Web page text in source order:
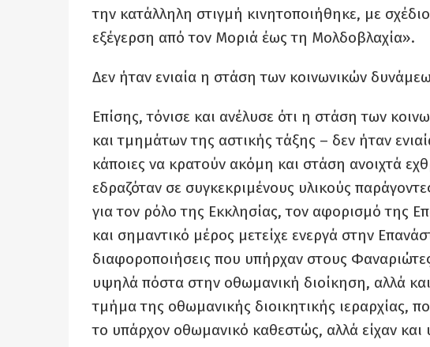
την κατάλληλη στιγμή κινητοποιήθηκε, με
εξέγερση από τον Μοριά έως τη Μολδοβλαχία».
Δεν ήταν ενιαία η στάση των κοινωνικών
Επίσης, τόνισε και ανέλυσε ότι η στάση των
και τμημάτων της αστικής τάξης – δεν ήταν
κάποιες να κρατούν ακόμη και στάση ανοιχτά
εδραζόταν σε συγκεκριμένους υλικούς
για τον ρόλο της Εκκλησίας, τον αφορισμό της
και σημαντικό μέρος μετείχε ενεργά στην
διαφοροποιήσεις που υπήρχαν στους
υψηλά πόστα στην οθωμανική διοίκηση, αλλά
τμήμα της οθωμανικής διοικητικής ιεραρχίας,
το υπάρχον οθωμανικό καθεστώς, αλλά είχαν